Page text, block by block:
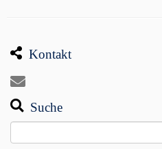
Kontakt
Suche
nach: